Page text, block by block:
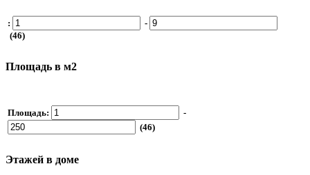
:
-
(46)
Площадь в м2
Площадь:
-
(46)
Этажей в доме